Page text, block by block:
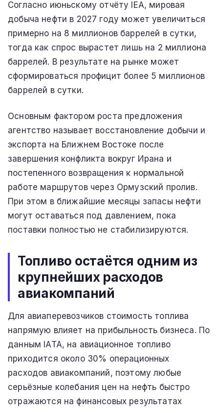
Согласно июньскому отчёту IEA, мировая
добыча нефти в 2027 году может увеличиться
примерно на 8 миллионов баррелей в сутки,
тогда как спрос вырастет лишь на 2 миллиона
баррелей. В результате на рынке может
сформироваться профицит более 5 миллионов
баррелей в сутки.
Основным фактором роста предложения
агентство называет восстановление добычи и
экспорта на Ближнем Востоке после
завершения конфликта вокруг Ирана и
постепенного возвращения к нормальной
работе маршрутов через Ормузский пролив.
При этом в ближайшие месяцы запасы нефти
могут оставаться под давлением, пока
поставки полностью не стабилизируются.
Топливо остаётся одним из
крупнейших расходов
авиакомпаний
Для авиаперевозчиков стоимость топлива
напрямую влияет на прибыльность бизнеса. По
данным IATA, на авиационное топливо
приходится около 30% операционных
расходов авиакомпаний, поэтому любые
серьёзные колебания цен на нефть быстро
отражаются на финансовых результатах